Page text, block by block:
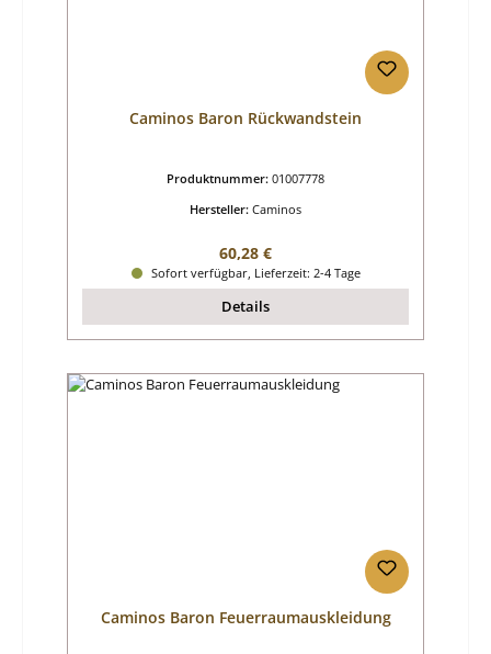
Caminos Baron Rückwandstein
Produktnummer: 01007778
Hersteller: Caminos
Regulärer Preis:
60,28 €
Sofort verfügbar, Lieferzeit: 2-4 Tage
Details
Caminos Baron Feuerraumauskleidung